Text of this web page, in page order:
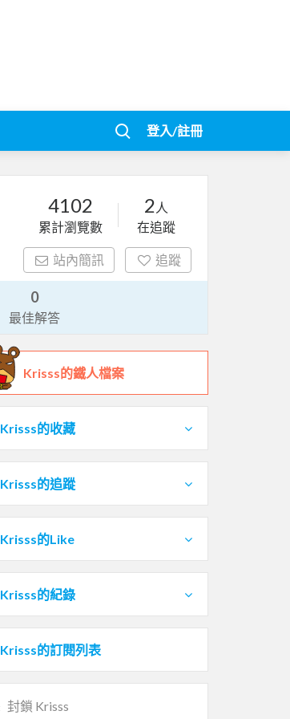
登入/註冊
4102
累計瀏覽數
2 人
在追蹤
站內簡訊 追蹤
0
最佳解答
Krisss的鐵人檔案
Krisss的收藏
Krisss的追蹤
Krisss的Like
Krisss的紀錄
Krisss的訂閱列表
封鎖 Krisss